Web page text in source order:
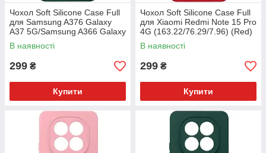
Чохол Soft Silicone Case Full
для Samsung A376 Galaxy
A37 5G/Samsung A366 Galaxy
A36 5G (Midnight Green)
В наявності
299 ₴
Купити
Чохол Soft Silicone Case Full
для Xiaomi Redmi Note 15 Pro
4G (163.22/76.29/7.96) (Red)
В наявності
299 ₴
Купити